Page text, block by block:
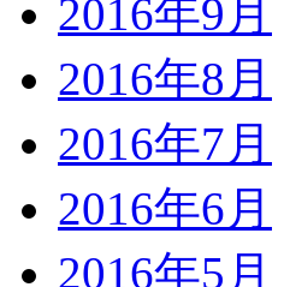
2016年9月
2016年8月
2016年7月
2016年6月
2016年5月